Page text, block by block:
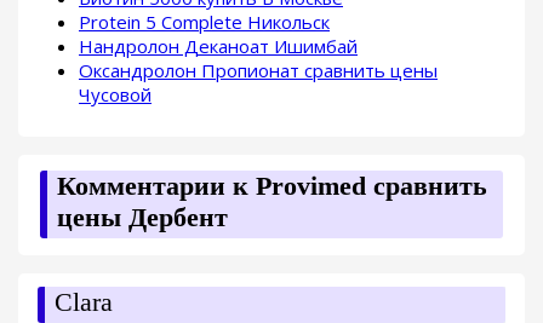
Protein 5 Complete Никольск
Нандролон Деканоат Ишимбай
Оксандролон Пропионат сравнить цены
Чусовой
Комментарии к Provimed сравнить
цены Дербент
Clara